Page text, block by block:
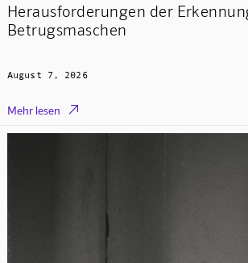
Herausforderungen der
Betrugsmaschen
August 7, 2026
Mehr lesen 